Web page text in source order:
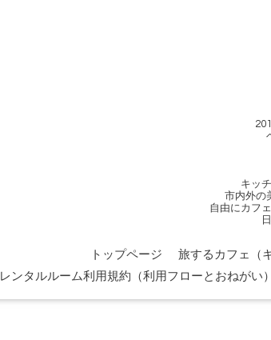
キッ
市内外の
自由にカフ
トップページ 旅するカフェ（
レンタルルーム利用規約（利用フローとおねがい）